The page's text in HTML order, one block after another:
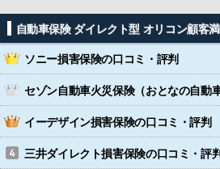
自動車保険 ダイレクト型 オリコン顧客
ソニー損害保険の口コミ・評判
セゾン自動車火災保険（おとなの自動
イーデザイン損害保険の口コミ・評判
三井ダイレクト損害保険の口コミ・評